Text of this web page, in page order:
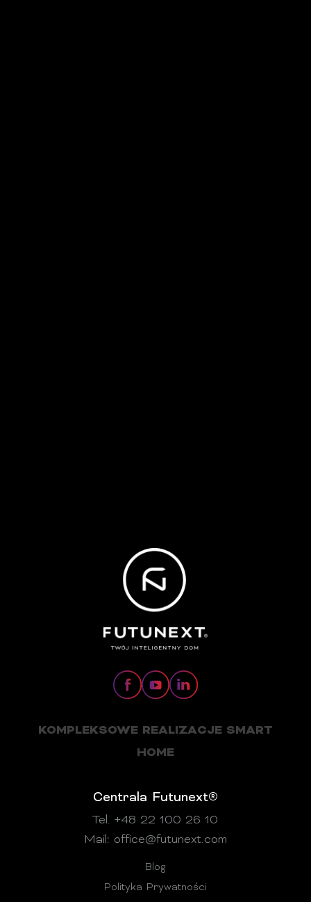
KOMPLEKSOWE REALIZACJE SMART
HOME
Centrala Futunext®
Tel. +48 22 100 26 10
Mail: office@futunext.com
Blog
Polityka Prywatności